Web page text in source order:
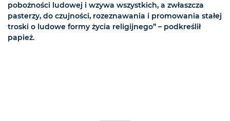
pobożności ludowej i wzywa wszystkich, a zwłaszcza
pasterzy, do czujności, rozeznawania i promowania stałej
troski o ludowe formy życia religijnego” – podkreślił
papież.